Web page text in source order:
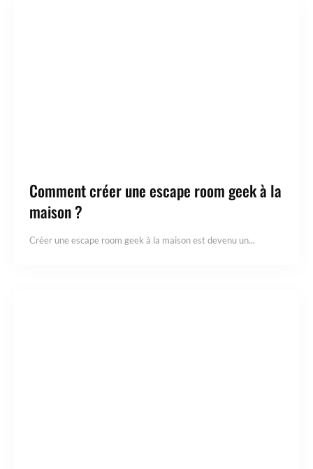
Comment créer une escape room geek à la
maison ?
Créer une escape room geek à la maison est devenu un...